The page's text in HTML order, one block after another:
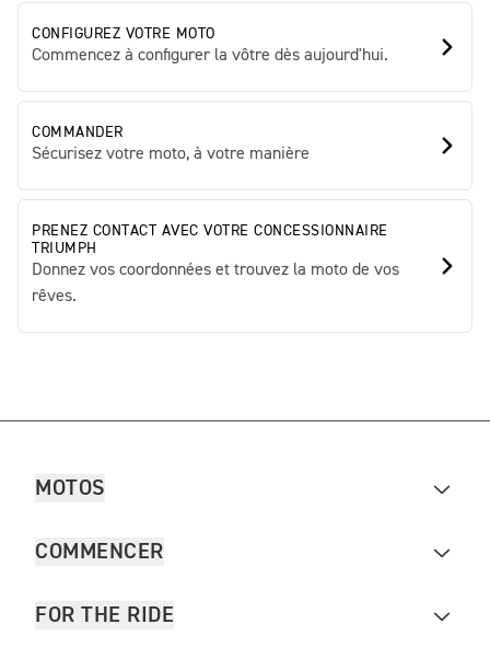
CONFIGUREZ VOTRE MOTO
Commencez à configurer la vôtre dès aujourd'hui.
COMMANDER
Sécurisez votre moto, à votre manière
PRENEZ CONTACT AVEC VOTRE CONCESSIONNAIRE
TRIUMPH
Donnez vos coordonnées et trouvez la moto de vos
rêves.
MOTOS
COMMENCER
FOR THE RIDE